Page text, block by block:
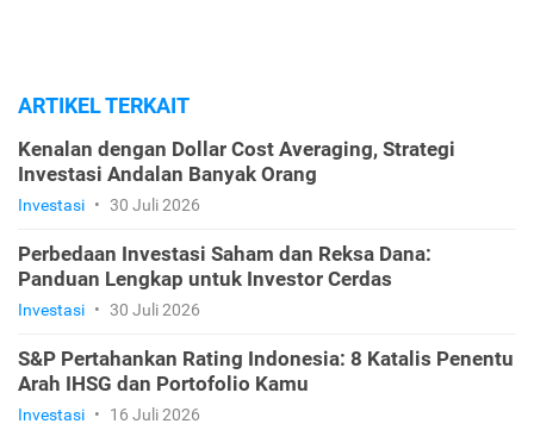
ARTIKEL TERKAIT
Kenalan dengan Dollar Cost Averaging, Strategi
Investasi Andalan Banyak Orang
Investasi • 30 Juli 2026
Perbedaan Investasi Saham dan Reksa Dana:
Panduan Lengkap untuk Investor Cerdas
Investasi • 30 Juli 2026
S&P Pertahankan Rating Indonesia: 8 Katalis Penentu
Arah IHSG dan Portofolio Kamu
Investasi • 16 Juli 2026